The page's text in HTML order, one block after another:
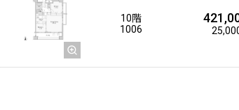
10階
1006